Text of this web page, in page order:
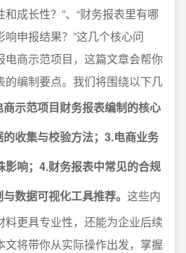
成长性？”、“财务报表里有哪
申报结果？”这几个核心问
电商示范项目，这篇文章会帮你
的编制要点。我们将围绕以下几
商示范项目财务报表编制的核心
收集与校验方法；3.电商业务
影响；4.财务报表中常见的合规
数据可视化工具推荐。 这些内
料更具专业性，还能为企业后续
将带你从实际操作出发，掌握